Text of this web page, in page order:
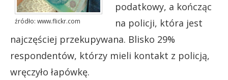
źródło: www.flickr.com
podatkowy, a kończąc
na policji, która jest
najczęściej przekupywana. Blisko 29%
respondentów, którzy mieli kontakt z policją,
wręczyło łapówkę.